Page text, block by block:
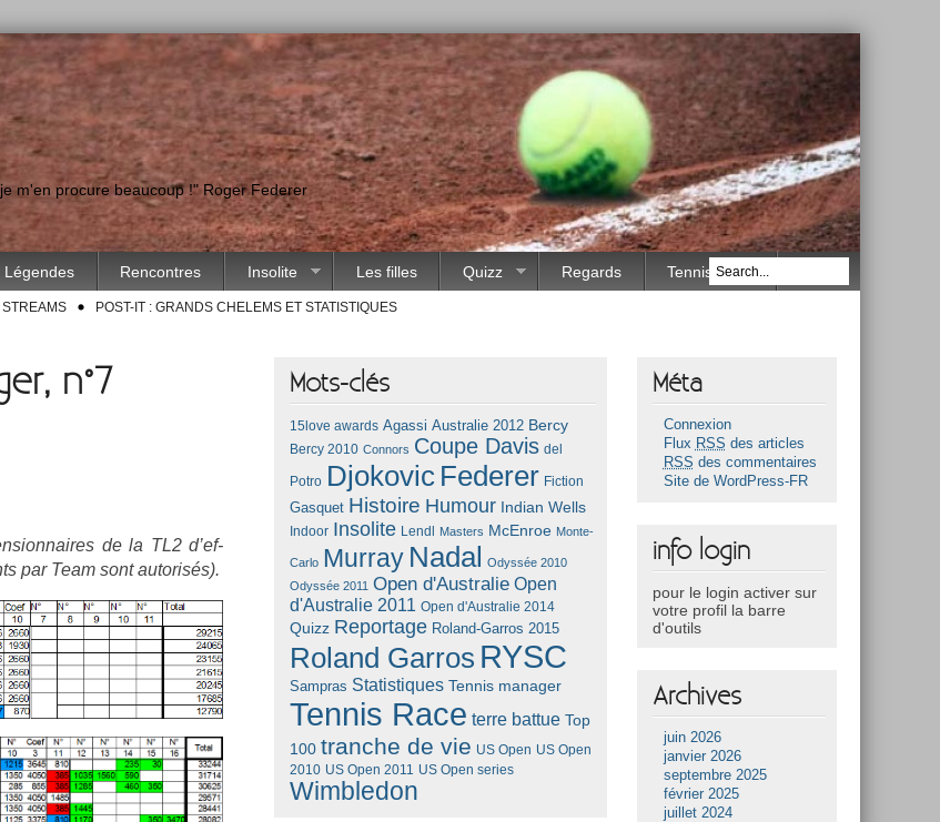
m'en procure beaucoup !" Roger Federer
Légendes Rencontres Insolite Les filles Quizz Regards Tennis Race
STREAMS POST-IT : GRANDS CHELEMS ET STATISTIQUES
n°7
de la TL2 d’ef­
par Team sont auto­risés).
Mots-clés
15love awards Agassi Australie 2012 Bercy
Bercy 2010 Connors Coupe Davis del
Potro Djokovic Federer Fiction
Gasquet Histoire Humour Indian Wells
Indoor Insolite Lendl Masters McEnroe Monte-
Carlo Murray Nadal
Odyssée 2010
Odyssée 2011 Open d'Australie Open
d'Australie 2011 Open d'Australie 2014
Quizz Reportage Roland-Garros 2015
Roland Garros RYSC
Sampras Statistiques Tennis manager
Tennis Race terre battue Top
100 tranche de vie US Open US Open
2010 US Open 2011 US Open series
Wimbledon
Méta
Connexion
Flux RSS des articles
RSS des commentaires
Site de WordPress-FR
info login
pour le login activer sur
votre profil la barre
d'outils
Archives
juin 2026
janvier 2026
septembre 2025
février 2025
juillet 2024